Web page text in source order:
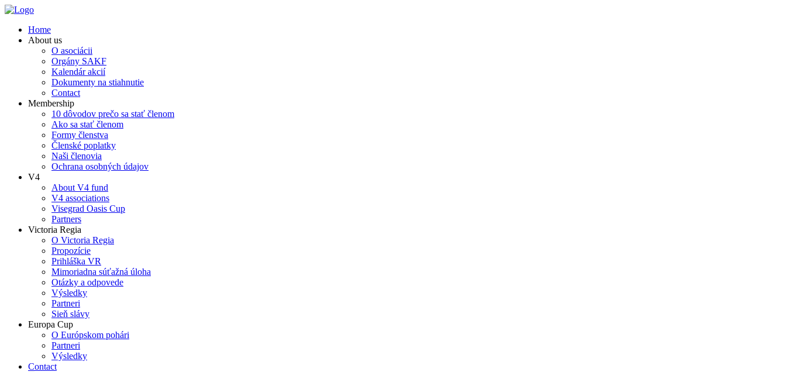
Home
About us
O asociácii
Orgány SAKF
Kalendár akcií
Dokumenty na stiahnutie
Contact
Membership
10 dôvodov prečo sa stať členom
Ako sa stať členom
Formy členstva
Členské poplatky
Naši členovia
Ochrana osobných údajov
V4
About V4 fund
V4 associations
Visegrad Oasis Cup
Partners
Victoria Regia
O Victoria Regia
Propozície
Prihláška VR
Mimoriadna súťažná úloha
Otázky a odpovede
Výsledky
Partneri
Sieň slávy
Europa Cup
O Európskom pohári
Partneri
Výsledky
Contact